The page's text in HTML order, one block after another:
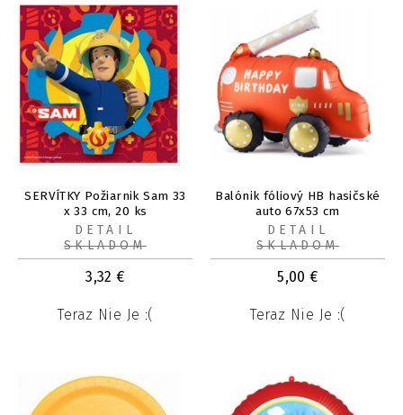
SERVÍTKY Požiarnik Sam 33
x 33 cm, 20 ks
3,32 €
Teraz Nie Je :(
DETAIL
SKLADOM
Balónik fóliový HB hasičské
auto 67x53 cm
5,00 €
Teraz Nie Je :(
DETAIL
SKLADOM